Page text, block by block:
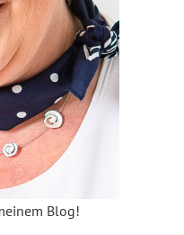
Blog!